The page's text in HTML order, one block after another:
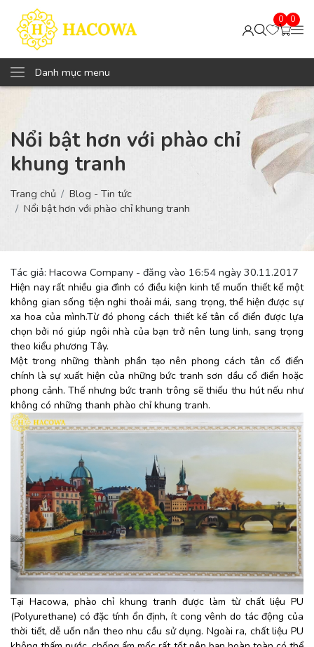
0 0
Danh mục menu
Nổi bật hơn với phào chỉ
khung tranh
Trang chủ
Blog - Tin tức
Nổi bật hơn với phào chỉ khung tranh
Tác giả: Hacowa Company - đăng vào 16:54 ngày 30.11.2017
Hiện nay rất nhiều gia đình có điều kiện kinh tế muốn thiết kế một
không gian sống tiện nghi thoải mái, sang trọng, thể hiện được sự
xa hoa của mình.Từ đó phong cách thiết kế tân cổ điển được lựa
chọn bởi nó giúp ngôi nhà của bạn trở nên lung linh, sang trọng
theo kiểu phương Tây.
Một trong những thành phần tạo nên phong cách tân cổ điển
chính là sự xuất hiện của những bức tranh sơn dầu cổ điển hoặc
phong cảnh. Thế nhưng bức tranh trông sẽ thiếu thu hút nếu như
không có những thanh phào chỉ khung tranh.
Tại Hacowa, phào chỉ khung tranh được làm từ chất liệu PU
(Polyurethane) có đặc tính ổn định, ít cong vênh do tác động của
thời tiết, dễ uốn nắn theo nhu cầu sử dụng. Ngoài ra, chất liệu PU